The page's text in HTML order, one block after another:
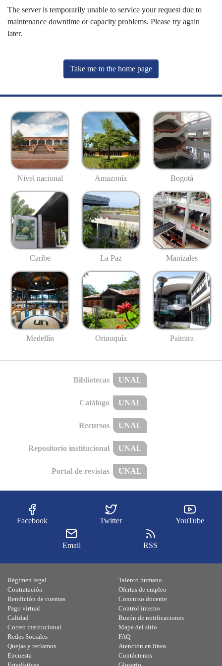
The server is temporarily unable to service your request due to
maintenance downtime or capacity problems. Please try again
later.
Take me to the home page
Nivel nacional Amazonía Bogotá
Caribe La Paz Manizales
Medellín Orinoquía Palmira
Bibliotecas UNAL
Catálogo UNAL
Recursos UNAL
Repositorio institucional UNAL
Portal de revistas UNAL
Facebook Twitter YouTube
Email RSS
Régimen legal
Contratación
Rendición de cuentas
Pago virtual
Calidad
Talento humano
Ofertas de empleo
Concurso docente
Control interno
Buzón de notificaciones
Correo institucional
Redes Sociales
Quejas y reclamos
Encuesta
Mapa del sitio
FAQ
Atención en línea
Contáctenos